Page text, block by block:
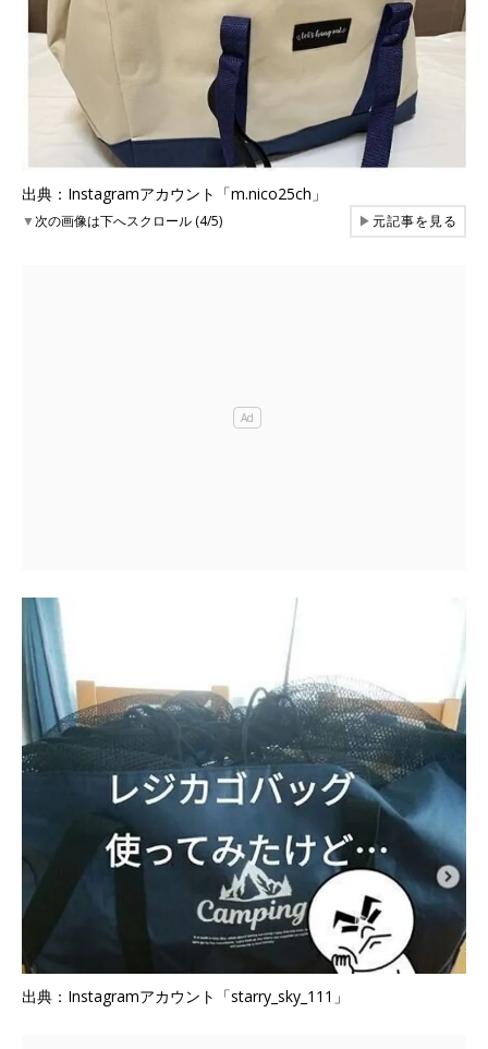
出典：Instagramアカウント「m.nico25ch」
▼次の画像は下へスクロール (4/5) ▶元記事を見る
出典：Instagramアカウント「starry_sky_111」